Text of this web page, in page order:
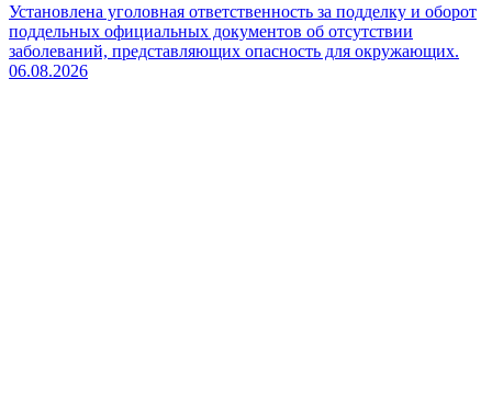
Установлена уголовная ответственность за подделку и оборот
поддельных официальных документов об отсутствии
заболеваний, представляющих опасность для окружающих.
06.08.2026